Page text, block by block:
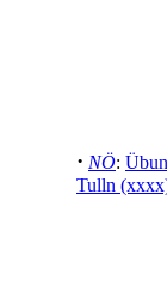
· NÖ:
Tulln